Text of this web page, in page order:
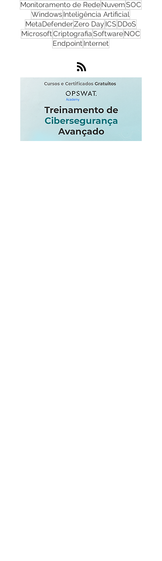
NGFWInfraestruturaDadosLGPDOT
PhishingFlowmonIAIoT
Monitoramento de RedeNuvemSOC
WindowsInteligência Artificial
MetaDefenderZero DayICS
EndpointInternet